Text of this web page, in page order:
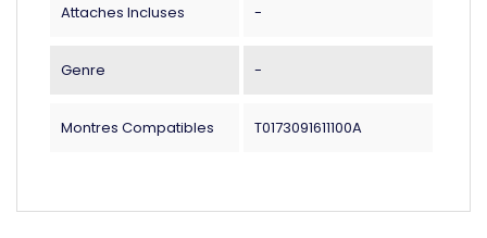
Attaches Incluses -
Genre -
Montres Compatibles T0173091611100A